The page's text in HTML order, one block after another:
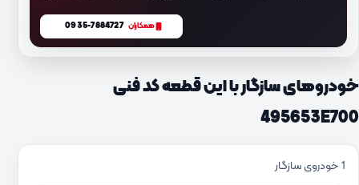
همکاران 0935-7884727
خودروهای سازگار با این قطعه کد فنی
495653E700
1 خودروی سازگار